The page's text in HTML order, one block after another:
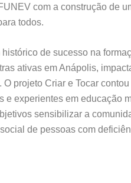
com a construção de
todos.
de sucesso na
ativas em Anápolis,
projeto Criar e Tocar
e experientes em educação
sensibilizar a
de pessoas com